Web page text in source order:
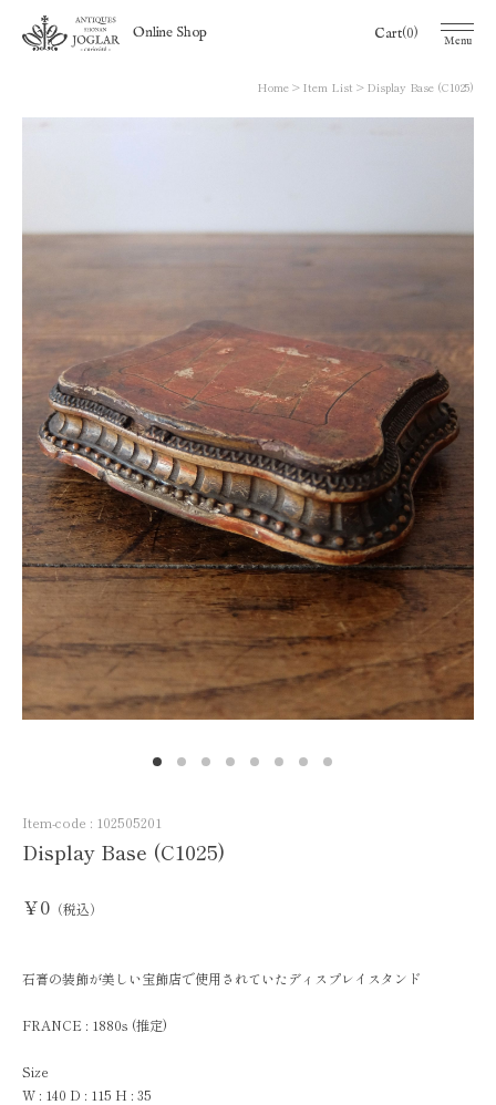
Online Shop Cart(0) Menu
Home Item List Display Base (C1025)
Item-code : 102505201
Display Base (C1025)
￥0 （税込）
石膏の装飾が美しい宝飾店で使用されていたディスプレイスタンド
FRANCE : 1880s (推定)
Size
W : 140 D : 115 H : 35